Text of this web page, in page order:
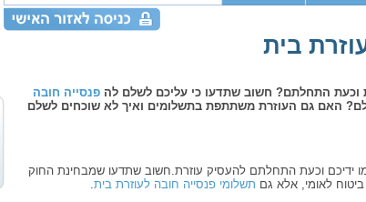
בית
וכעת התחלתם? חשוב שתדעו כי עליכם לשלם לה פנסייה חובה
האם גם העוזרת משתתפת בתשלומים ואיך לא שוכחים לשלם
ידיכם וכעת התחלתם להעסיק עוזרת.חשוב שתדעו שמבחינת החוק
לאומי, אלא גם תשלומי פנסייה חובה לעוזרת בית.